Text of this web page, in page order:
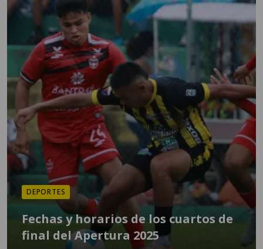
DEPORTES
Fechas y horarios de los cuartos de
final del Apertura 2025